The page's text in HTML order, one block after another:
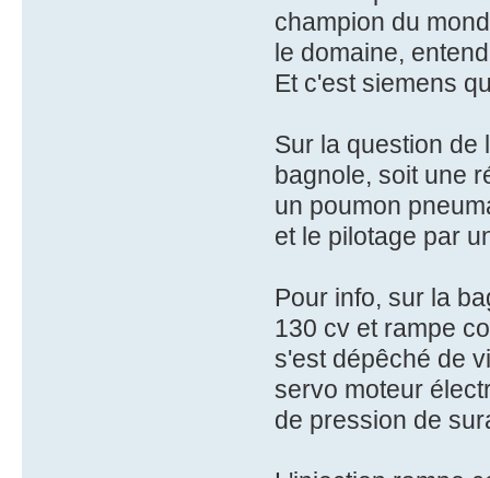
champion du
le domaine,
Et c'est siemens
Sur la question de
bagnole, soit une
un poumon
et le pilotage par
Pour info, sur la
130 cv et rampe
s'est dépêché de
servo moteur
de pression de